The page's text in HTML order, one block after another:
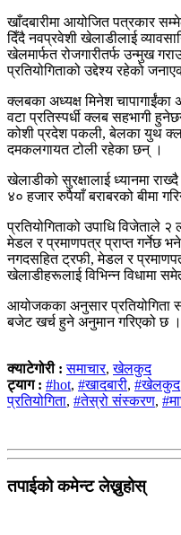
खाँदबारीमा आयोजित पत्रकार
दिँदै नवप्रवेशी खेलाडीलाई
खेलमार्फत रोजगारीतर्फ उन्मुख
प्रतियोगिताको उद्देश्य रहेको
क्लबका अध्यक्ष मिनेश चापागाईंका
वटा प्रतिस्पर्धी क्लब सहभागी
कोशी प्रदेश पकली, बेलका युथ
दमकलगायत टोली रहेका छन् ।
खेलाडीको सुरक्षालाई ध्यानमा
४० हजार रुपैयाँ बराबरको बीमा
प्रतियोगिताको उपाधि विजेताले
मेडल र प्रमाणपत्र प्राप्त गर्नेछ
नगदसहित ट्रफी, मेडल र
खेलाडीहरूलाई विभिन्न विधामा
आयोजकका अनुसार प्रतियोगिता
बजेट खर्च हुने अनुमान गरिएको छ ।
क्याटेगोरी :समाचार,खेलकुद
ट्याग : #hot, #खादबारी, #खेलकुद
प्रतियोगिता, #तेस्रो संस्करण,
तपाईको कमेन्ट लेख्नुहोस्